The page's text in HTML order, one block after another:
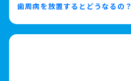
歯周病を放置するとどうなるの？